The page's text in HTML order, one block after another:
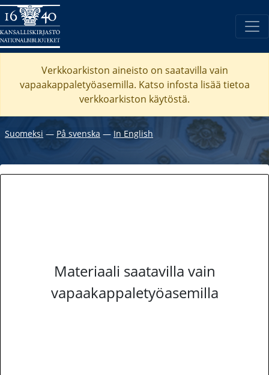
Verkkoarkiston aineisto on saatavilla vain
vapaakappaletyöasemilla. Katso infosta lisää tietoa
verkkoarkiston käytöstä.
Suomeksi ― På svenska ― In English
Materiaali saatavilla vain
vapaakappaletyöasemilla